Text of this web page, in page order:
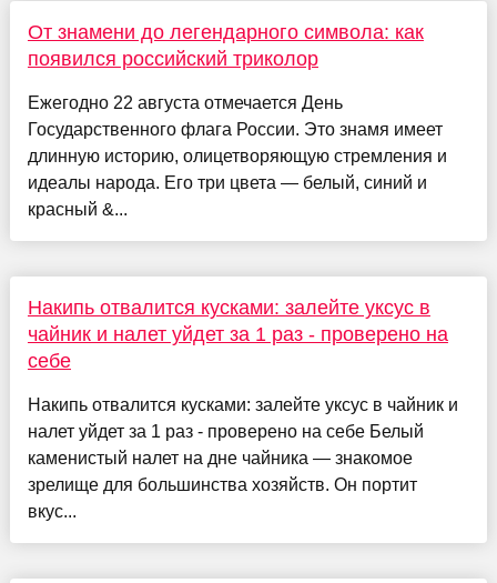
От знамени до легендарного символа: как
появился российский триколор
Ежегодно 22 августа отмечается День
Государственного флага России. Это знамя имеет
длинную историю, олицетворяющую стремления и
идеалы народа. Его три цвета — белый, синий и
красный &...
Накипь отвалится кусками: залейте уксус в
чайник и налет уйдет за 1 раз - проверено на
себе
Накипь отвалится кусками: залейте уксус в чайник и
налет уйдет за 1 раз - проверено на себе Белый
каменистый налет на дне чайника — знакомое
зрелище для большинства хозяйств. Он портит
вкус...